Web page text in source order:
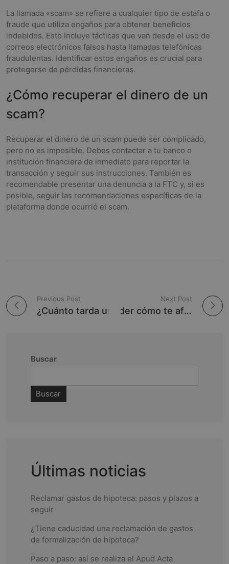
La llamada «scam» se refiere a cualquier tipo de estafa o
fraude que utiliza engaños para obtener beneficios
indebidos. Esto incluye tácticas que van desde el uso de
correos electrónicos falsos hasta llamadas telefónicas
fraudulentas. Identificar estos engaños es crucial para
protegerse de pérdidas financieras.
¿Cómo recuperar el dinero de un
scam?
Recuperar el dinero de un scam puede ser complicado,
pero no es imposible. Debes contactar a tu banco o
institución financiera de inmediato para reportar la
transacción y seguir sus instrucciones. También es
recomendable presentar una denuncia a la FTC y, si es
posible, seguir las recomendaciones específicas de la
plataforma donde ocurrió el scam.
P
Previous Post
¿Cuánto tarda una reclamación bancaria en solucionarse?
Next Post
Guía para entender cómo te afecta si vas a firmar tu hipoteca a partir del 17 de junio
Buscar
Buscar
Últimas noticias
Reclamar gastos de hipoteca: pasos y plazos a
seguir
¿Tiene caducidad una reclamación de gastos
de formalización de hipoteca?
Paso a paso: así se realiza el Apud Acta